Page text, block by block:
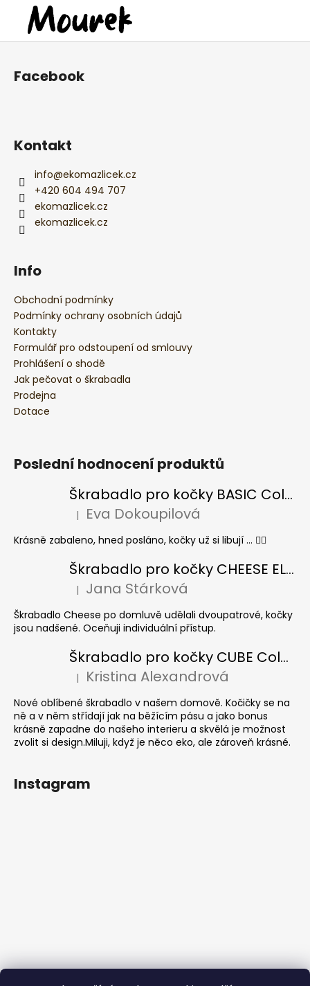
Facebook
Kontakt
info@ekomazlicek.cz
+420 604 494 707
ekomazlicek.cz
ekomazlicek.cz
Info
Obchodní podmínky
Podmínky ochrany osobních údajů
Kontakty
Formulář pro odstoupení od smlouvy
Prohlášení o shodě
Jak pečovat o škrabadla
Prodejna
Dotace
Poslední hodnocení produktů
Škrabadlo pro kočky BASIC Colour
Hodnocení produktu je 5 z 5 hvězdiček.
| Eva Dokoupilová
Krásně zabaleno, hned posláno, kočky už si libují ... 👍🏻
Škrabadlo pro kočky CHEESE ELIPSE colour
Hodnocení produktu je 5 z 5 hvězdiček.
| Jana Stárková
Škrabadlo Cheese po domluvě udělali dvoupatrové, kočky
jsou nadšené. Oceňuji individuální přístup.
Škrabadlo pro kočky CUBE Colour
Hodnocení produktu je 5 z 5 hvězdiček.
| Kristina Alexandrová
Nové oblíbené škrabadlo v našem domově. Kočičky se na
ně a v něm střídají jak na běžícím pásu a jako bonus
krásně zapadne do našeho interieru a skvělá je možnost
zvolit si design.Miluji, když je něco eko, ale zároveň krásné.
Instagram